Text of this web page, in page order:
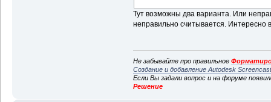
Тут возможны два варианта. Или
неправильно считывается. Интересно
Не забывайте про правильное
Создание и добавление Autodesk
Если Вы задали вопрос и на форуме
Решение